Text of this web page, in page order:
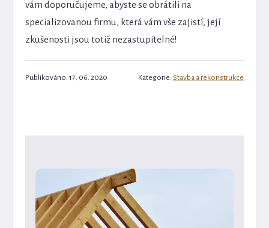
vám doporučujeme, abyste se obrátili na
specializovanou firmu, která vám vše zajistí, její
zkušenosti jsou totiž nezastupitelné!
Publikováno: 17. 06. 2020 Kategorie: Stavba a rekonstrukce